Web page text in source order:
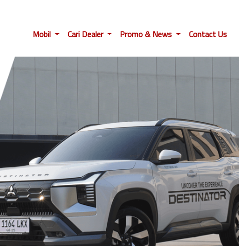
Mobil Cari Dealer Promo & News Contact Us